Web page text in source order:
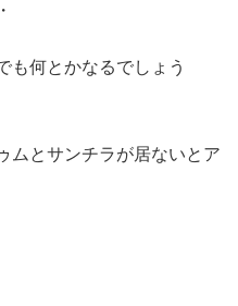
も何とかなるでしょう
ムとサンチラが居ないとア